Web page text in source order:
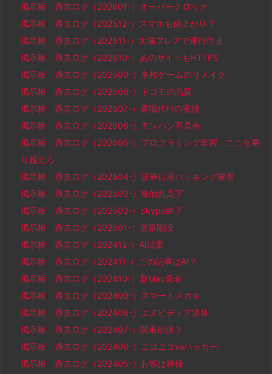
掲示板 過去ログ（202601-）オーバークロック
掲示板 過去ログ（202512-）スマホも値上がり？
掲示板 過去ログ（202511-）太陽フレアで運行停止
掲示板 過去ログ（202510-）あのサイトもHTTPS
掲示板 過去ログ（202509-）名作ゲームのリメイク
掲示板 過去ログ（202508-）ドコモの品質
掲示板 過去ログ（202507-）退職代行の実績
掲示板 過去ログ（202506-）モンハン不具合
掲示板 過去ログ（202505-）プログラミング学習、ここを乗
り越えろ
掲示板 過去ログ（202504-）証券口座ハッキング被害
掲示板 過去ログ（202503-）株価乱高下
掲示板 過去ログ（202502-）Skype終了
掲示板 過去ログ（202501-）道路陥没
掲示板 過去ログ（202412-）AI法案
掲示板 過去ログ（202411-）この記事はAI？
掲示板 過去ログ（202410-）新Mac発表
掲示板 過去ログ（202409-）スマートメガネ
掲示板 過去ログ（202408-）エヌビディア決算
掲示板 過去ログ（202407-）関東砂漠？
掲示板 過去ログ（202406-）ニコニコvsハッカー
掲示板 過去ログ（202405-）お客は神様